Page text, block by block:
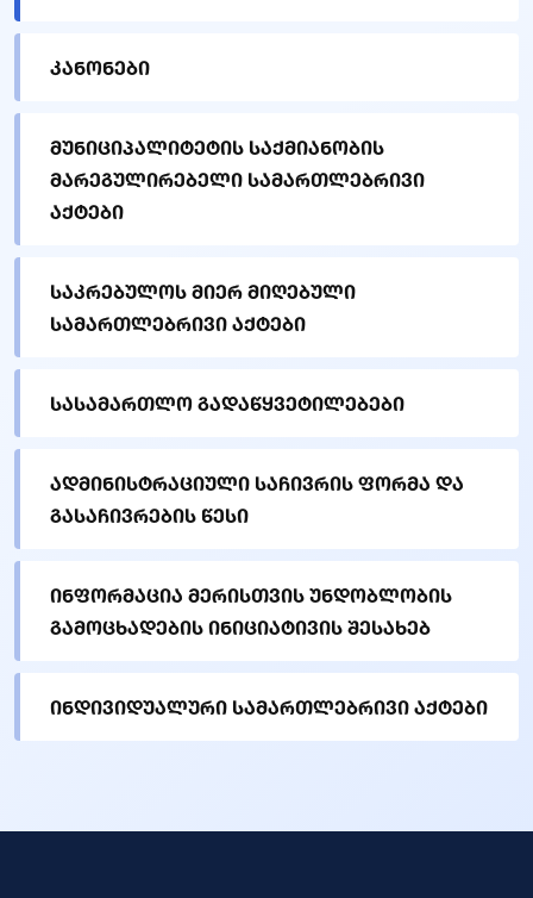
კანონები
მუნიციპალიტეტის საქმიანობის
მარეგულირებელი სამართლებრივი
აქტები
საკრებულოს მიერ მიღებული
სამართლებრივი აქტები
სასამართლო გადაწყვეტილებები
ადმინისტრაციული საჩივრის ფორმა და
გასაჩივრების წესი
ინფორმაცია მერისთვის უნდობლობის
გამოცხადების ინიციატივის შესახებ
ინდივიდუალური სამართლებრივი აქტები